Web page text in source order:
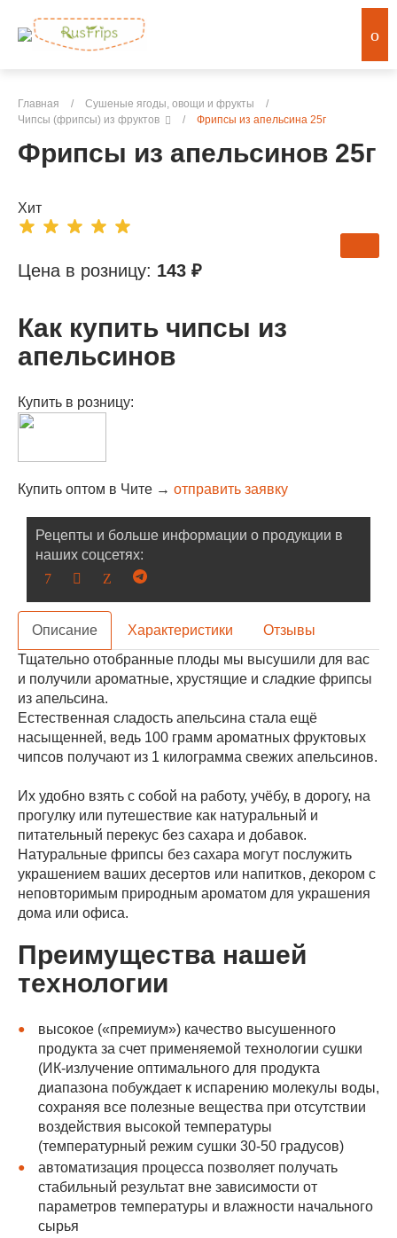
Главная / Сушеные ягоды, овощи и фрукты
/
Чипсы (фрипсы) из фруктов
/ Фрипсы из апельсина 25г
Фрипсы из апельсинов 25г
Хит
Цена в розницу: 143 ₽
Как купить чипсы из
апельсинов
Купить в розницу:
Купить оптом в Чите → отправить заявку
Рецепты и больше информации о продукции в
наших соцсетях:
Описание Характеристики
Отзывы
Тщательно отобранные плоды мы высушили для вас
и получили ароматные, хрустящие и сладкие фрипсы
из апельсина.
Естественная сладость апельсина стала ещё
насыщенней, ведь 100 грамм ароматных фруктовых
чипсов получают из 1 килограмма свежих апельсинов.
Их удобно взять с собой на работу, учёбу, в дорогу, на
прогулку или путешествие как натуральный и
питательный перекус без сахара и добавок.
Натуральные фрипсы без сахара могут послужить
украшением ваших десертов или напитков, декором с
неповторимым природным ароматом для украшения
дома или офиса.
Преимущества нашей
технологии
высокое («премиум») качество высушенного
продукта за счет применяемой технологии сушки
(ИК-излучение оптимального для продукта
диапазона побуждает к испарению молекулы воды,
сохраняя все полезные вещества при отсутствии
воздействия высокой температуры
(температурный режим сушки 30-50 градусов)
автоматизация процесса позволяет получать
стабильный результат вне зависимости от
параметров температуры и влажности начального
сырья